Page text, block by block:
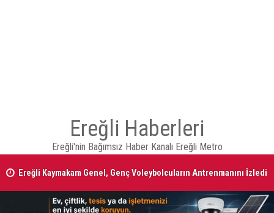
Ereğli Haberleri
Ereğli'nin Bağımsız Haber Kanalı Ereğli Metro
Ereğli Kaymakam Genel, Genç Voleybolcuların Antrenmanını İzledi